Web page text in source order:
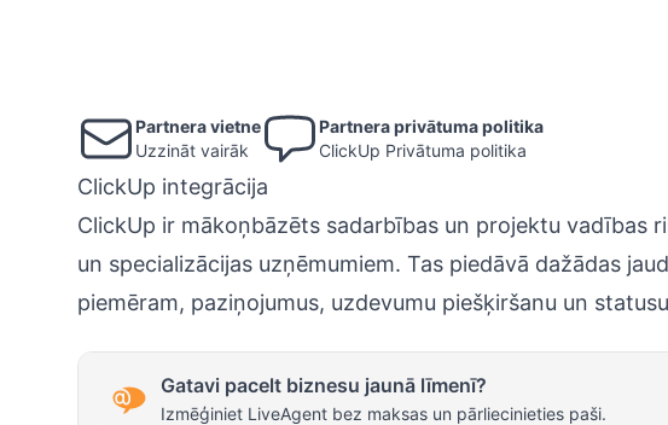
Partnera vietne
Uzzināt vairāk
Partnera privātuma politika
ClickUp Privātuma politika
ClickUp integrācija
ClickUp ir mākoņbāzēts sadarbības un projektu vadības
un specializācijas uzņēmumiem. Tas piedāvā dažādas
piemēram, paziņojumus, uzdevumu piešķiršanu un
Gatavi pacelt biznesu jaunā līmenī?
Izmēģiniet LiveAgent bez maksas un pārliecinieties paši.